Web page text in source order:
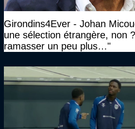
Girondins4Ever - Johan
une sélection étrangère, non
ramasser un peu plus…"